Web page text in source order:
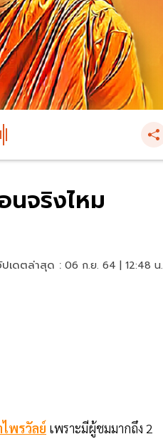
นจริงไหม
เดตล่าสุด : 06 ก.ย. 64 | 12:48 น.
พรวัลย์ เพราะมีผู้ชมมากถึง 2